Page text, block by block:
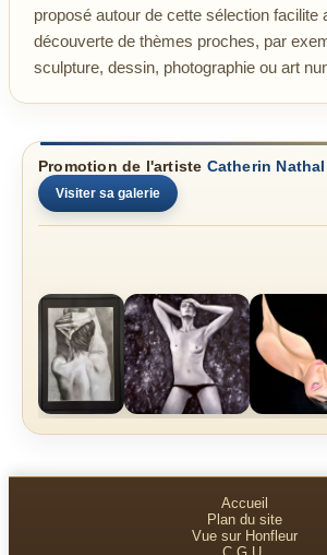
proposé autour de cette sélection facilite
découverte de thèmes proches, par
sculpture, dessin, photographie ou art
Promotion de l'artiste Catherin
Visiter sa galerie
Accueil
Plan du site
Vue sur Honfleur